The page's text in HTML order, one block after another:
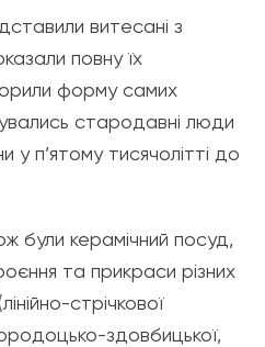
витесані з
повну їх
форму самих
стародавні люди
у п’ятому тисячолітті до
були керамічний посуд,
та прикраси різних
стрічкової
здовбицької,